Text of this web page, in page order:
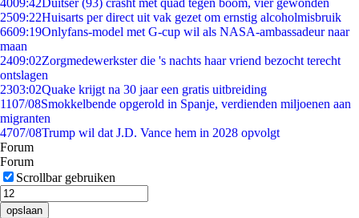
4009:42Duitser (93) crasht met quad tegen boom, vier gewonden
2509:22Huisarts per direct uit vak gezet om ernstig alcoholmisbruik
6609:19Onlyfans-model met G-cup wil als NASA-ambassadeur naar
maan
2409:02Zorgmedewerkster die 's nachts haar vriend bezocht terecht
ontslagen
2303:02Quake krijgt na 30 jaar een gratis uitbreiding
1107/08Smokkelbende opgerold in Spanje, verdienden miljoenen aan
migranten
4707/08Trump wil dat J.D. Vance hem in 2028 opvolgt
Forum
Forum
Scrollbar gebruiken
opslaan